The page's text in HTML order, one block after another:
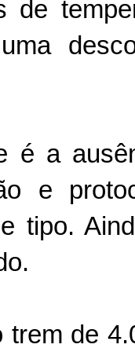
de
é a
e
tipo.
trem de